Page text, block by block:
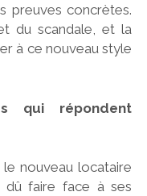
preuves concrètes.
du scandale, et la
à ce nouveau style
qui répondent
nouveau locataire
dû faire face à ses